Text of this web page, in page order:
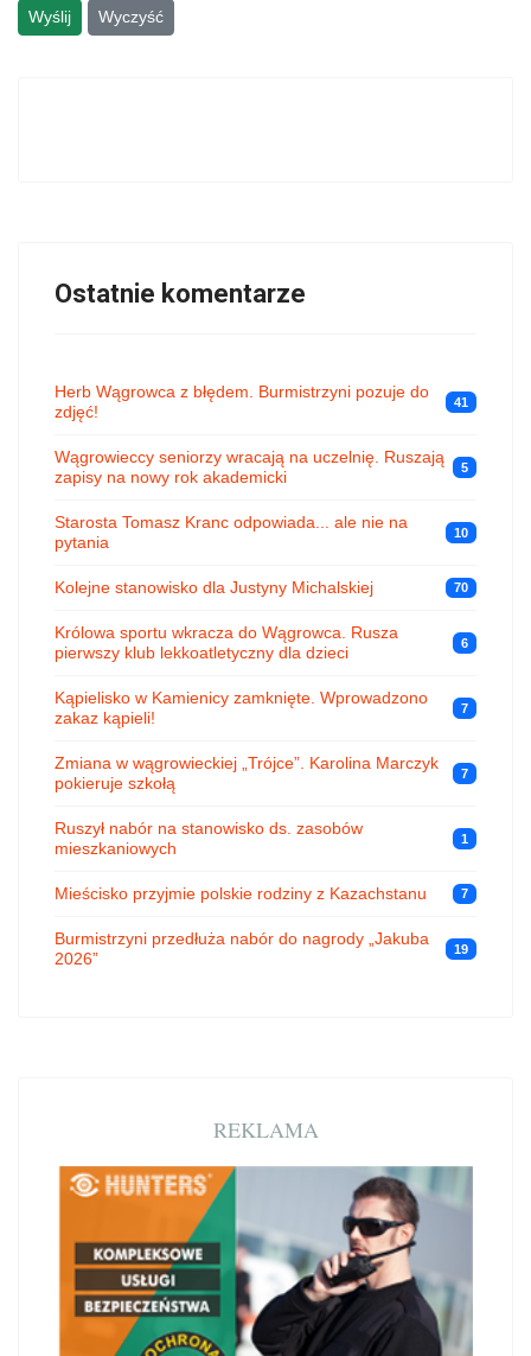
Wyślij Wyczyść
Ostatnie komentarze
Herb Wągrowca z błędem. Burmistrzyni pozuje do
zdjęć!
41
Wągrowieccy seniorzy wracają na uczelnię. Ruszają
zapisy na nowy rok akademicki
5
Starosta Tomasz Kranc odpowiada... ale nie na
pytania
10
Kolejne stanowisko dla Justyny Michalskiej 70
Królowa sportu wkracza do Wągrowca. Rusza
pierwszy klub lekkoatletyczny dla dzieci
6
Kąpielisko w Kamienicy zamknięte. Wprowadzono
zakaz kąpieli!
7
Zmiana w wągrowieckiej „Trójce”. Karolina Marczyk
pokieruje szkołą
7
Ruszył nabór na stanowisko ds. zasobów
mieszkaniowych
1
Mieścisko przyjmie polskie rodziny z Kazachstanu 7
Burmistrzyni przedłuża nabór do nagrody „Jakuba
2026”
19
REKLAMA